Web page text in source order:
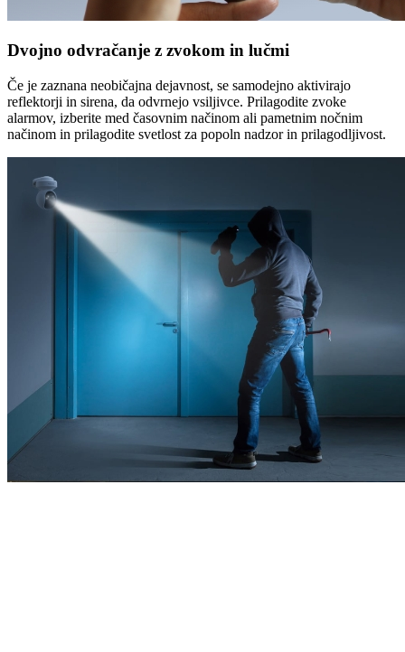
Dvojno odvračanje z zvokom in lučmi
Če je zaznana neobičajna dejavnost, se samodejno aktivirajo
reflektorji in sirena, da odvrnejo vsiljivce. Prilagodite zvoke
alarmov, izberite med časovnim načinom ali pametnim nočnim
načinom in prilagodite svetlost za popoln nadzor in prilagodljivost.